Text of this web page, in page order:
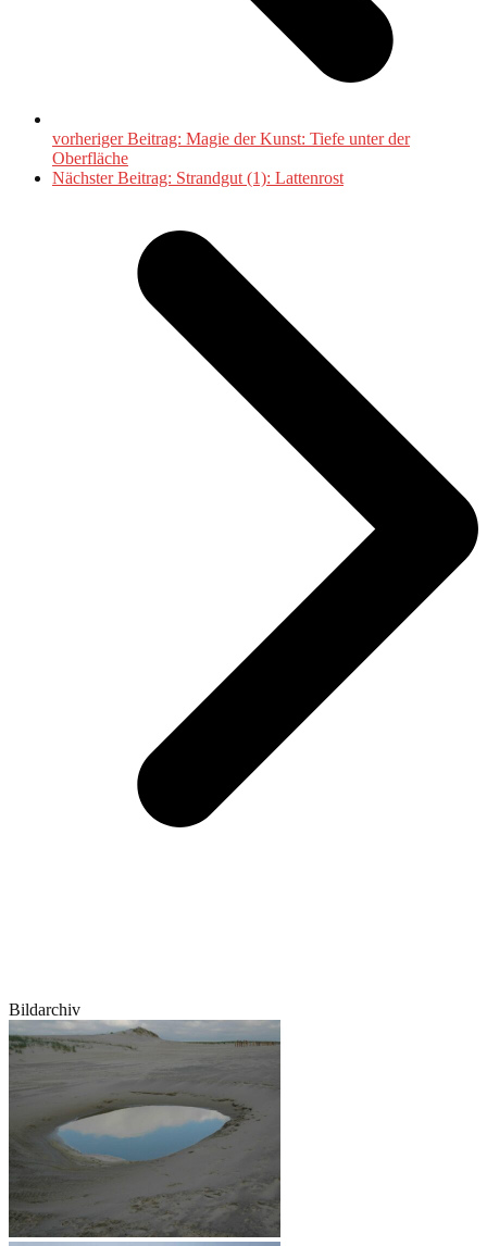
vorheriger Beitrag: Magie der Kunst: Tiefe unter der
Oberfläche
Nächster Beitrag: Strandgut (1): Lattenrost
Bildarchiv